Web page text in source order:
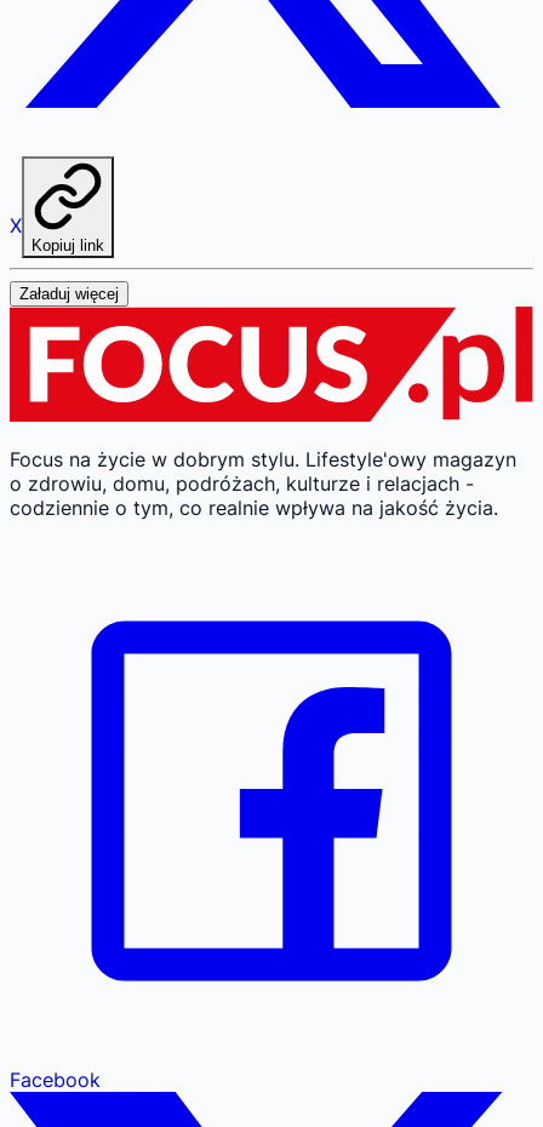
X
Kopiuj link
Załaduj więcej
Focus na życie w dobrym stylu. Lifestyle'owy magazyn
o zdrowiu, domu, podróżach, kulturze i relacjach -
codziennie o tym, co realnie wpływa na jakość życia.
Facebook